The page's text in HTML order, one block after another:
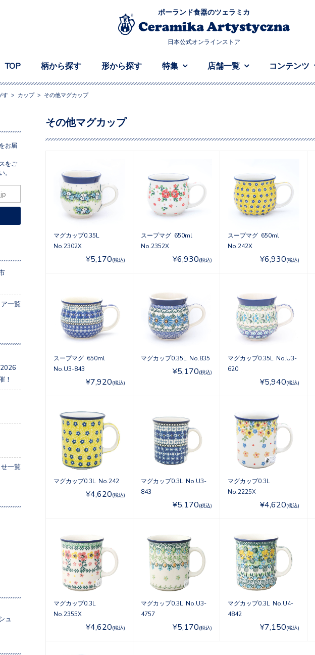
ポーランド食器のツェラミカ
日本公式オンラインストア
TOP 柄から探す 形から探す 特集 店舗一覧 コンテンツ
す > カップ> その他マグカップ
その他マグカップ
マグカップ0.35L
No.2302X
¥5,170 (税込)
スープマグ 650ml
No.2352X
¥6,930 (税込)
スープマグ 650ml
No.242X
¥6,930 (税込)
スープマグ 650ml
No.U3-843
¥7,920 (税込)
マグカップ0.35L No.835
¥5,170 (税込)
マグカップ0.35L No.U3-
620
¥5,940 (税込)
マグカップ0.3L No.242
¥4,620 (税込)
マグカップ0.3L No.U3-
843
¥5,170 (税込)
マグカップ0.3L
No.2225X
¥4,620 (税込)
マグカップ0.3L
No.2355X
¥4,620 (税込)
マグカップ0.3L No.U3-
4757
¥5,170 (税込)
マグカップ0.3L No.U4-
4842
¥7,150 (税込)
お届
をご
。
一覧
2026
！
一覧
ュ